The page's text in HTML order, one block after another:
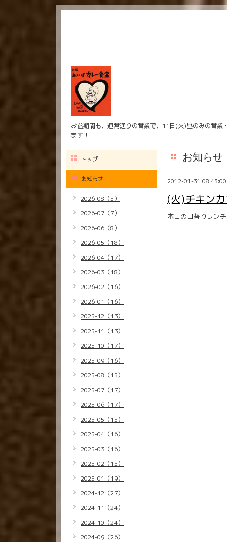
お盆期間も、通常通りの営業で、11日(火)昼のみの営
ます！
お知らせ
2012-01-31 08:43:00
(火)チキン
本日の日替りラン
トップ
お知らせ
2026-08（5）
2026-07（7）
2026-06（8）
2026-05（18）
2026-04（17）
2026-03（18）
2026-02（16）
2026-01（16）
2025-12（13）
2025-11（13）
2025-10（17）
2025-09（16）
2025-08（15）
2025-07（17）
2025-06（17）
2025-05（15）
2025-04（16）
2025-03（16）
2025-02（15）
2025-01（19）
2024-12（27）
2024-11（24）
2024-10（24）
2024-09（26）